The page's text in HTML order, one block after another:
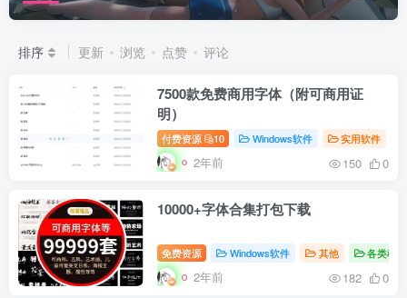
排序 更新 浏览 点赞 评论
7500款免费商用字体（附可商用证
明）
付费资源 10 Windows软件 实用软件
2年前 150 0
10000+字体合集打包下载
免费资源 Windows软件 其他 各类教程
2年前 182 0